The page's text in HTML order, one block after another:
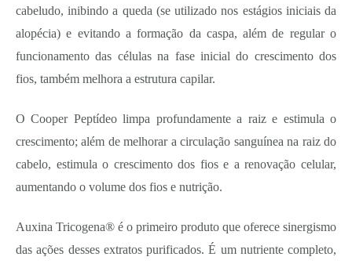
cabeludo, inibindo a queda (se utilizado nos estágios iniciais da
alopécia) e evitando a formação da caspa, além de regular o
funcionamento das células na fase inicial do crescimento dos
fios, também melhora a estrutura capilar.
O Cooper Peptídeo limpa profundamente a raiz e estimula o
crescimento; além de melhorar a circulação sanguínea na raiz do
cabelo, estimula o crescimento dos fios e a renovação celular,
aumentando o volume dos fios e nutrição.
Auxina Tricogena® é o primeiro produto que oferece sinergismo
das ações desses extratos purificados. É um nutriente completo,